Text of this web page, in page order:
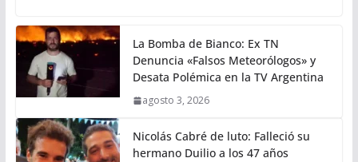
La Bomba de Bianco: Ex TN
Denuncia «Falsos Meteorólogos» y
Desata Polémica en la TV Argentina
agosto 3, 2026
Nicolás Cabré de luto: Falleció su
hermano Duilio a los 47 años